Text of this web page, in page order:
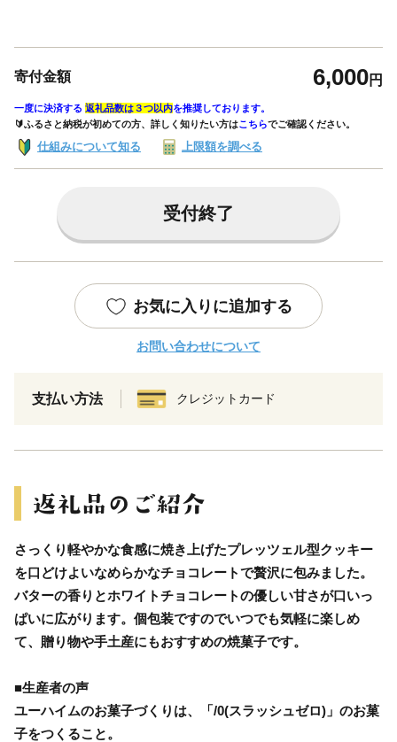
寄付金額 6,000円
一度に決済する 返礼品数は３つ以内を推奨しております。
🔰ふるさと納税が初めての方、詳しく知りたい方はこちらでご確認ください。
仕組みについて知る 上限額を調べる
受付終了
お気に入りに追加する
お問い合わせについて
支払い方法 クレジットカード
さっくり軽やかな食感に焼き上げたプレッツェル型クッキー
を口どけよいなめらかなチョコレートで贅沢に包みました。
バターの香りとホワイトチョコレートの優しい甘さが口いっ
ぱいに広がります。個包装ですのでいつでも気軽に楽しめ
て、贈り物や手土産にもおすすめの焼菓子です。
■生産者の声
ユーハイムのお菓子づくりは、「/0(スラッシュゼロ)」のお菓
子をつくること。